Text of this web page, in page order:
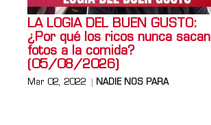
LA LOGIA DEL BUEN GUSTO:
¿Por qué los ricos nunca sacan
fotos a la comida?
(05/08/2026)
Mar 02, 2022 NADIE NOS PARA